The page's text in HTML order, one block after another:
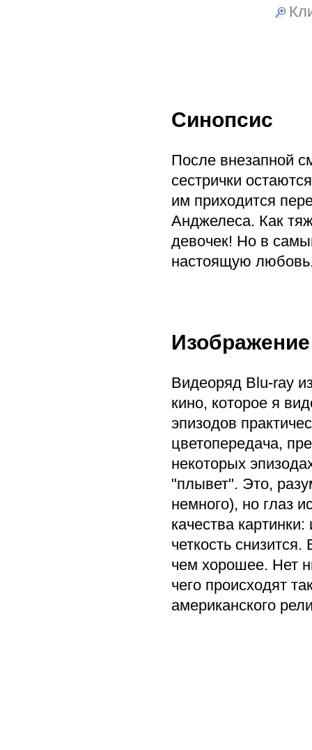
Синопсис
После внезапной
сестрички
им приходится
Анджелеса. Как
девочек! Но в
настоящую
Изображение
Видеоряд Blu-ray
кино, которое я
эпизодов
цветопередача,
некоторых
"плывет". Это,
немного), но глаз
качества
четкость
чем хорошее. Нет
чего происходят
американского